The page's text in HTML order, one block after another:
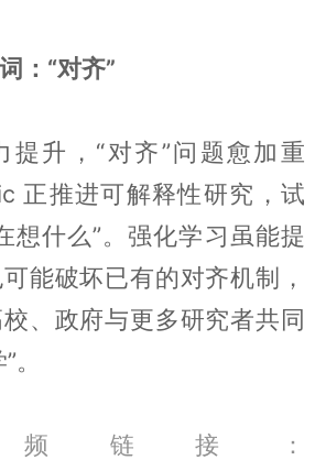
：“对齐”
提升，“对齐”问题愈加重
正推进可解释性研究，试
想什么”。强化学习虽能提
能破坏已有的对齐机制，
、政府与更多研究者共同
。
链接：